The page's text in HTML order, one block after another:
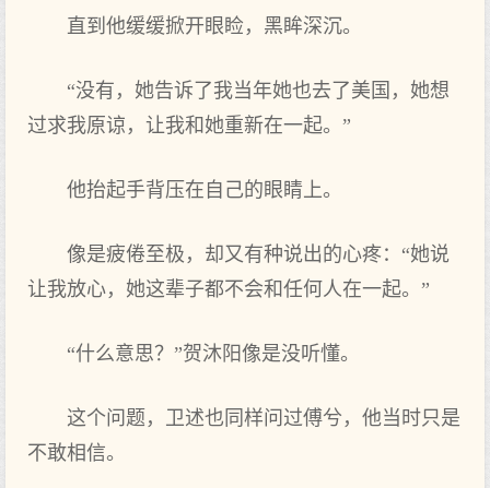
直到他缓缓掀开眼睑，黑眸深沉。
“没有，她告诉了我当年她也去了美国，她想
过求我原谅，让我和她重新在一起。”
他抬起手背压在自己的眼睛上。
像是疲倦至极，却又有种说出的心疼：“她说
让我放心，她这辈子都不会和任何人在一起。”
“什么意思？”贺沐阳像是没听懂。
这个问题，卫述也同样问过傅兮，他当时只是
不敢相信。